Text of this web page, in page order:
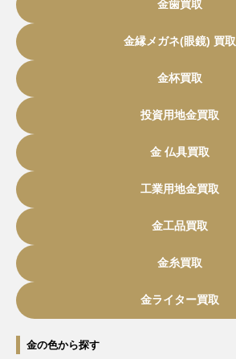
金歯買取
金縁メガネ(眼鏡) 買取
金杯買取
投資用地金買取
金 仏具買取
工業用地金買取
金工品買取
金糸買取
金ライター買取
金の色から探す